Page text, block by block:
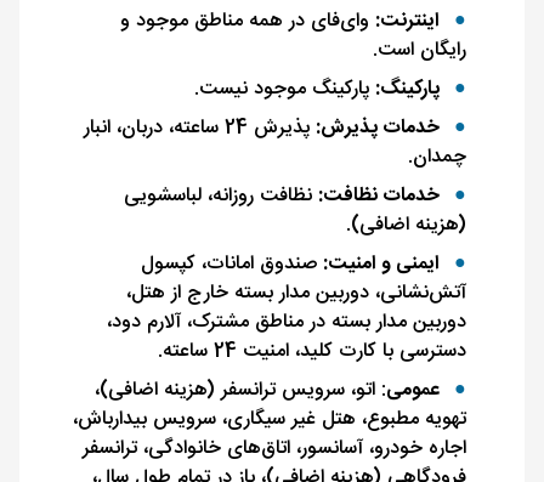
اینترنت: وای‌فای در همه مناطق موجود و
رایگان است.
پارکینگ: پارکینگ موجود نیست.
خدمات پذیرش:
پذیرش 24 ساعته، دربان، انبار
چمدان.
خدمات نظافت: نظافت روزانه، لباسشویی
(هزینه اضافی).
ایمنی و امنیت: صندوق امانات، کپسول
آتش‌نشانی، دوربین مدار بسته خارج از هتل،
دوربین مدار بسته در مناطق مشترک، آلارم دود،
دسترسی با کارت کلید، امنیت 24 ساعته.
عمومی: اتو، سرویس ترانسفر (هزینه اضافی)،
تهویه مطبوع، هتل غیر سیگاری، سرویس بیدارباش،
اجاره خودرو، آسانسور، اتاق‌های خانوادگی، ترانسفر